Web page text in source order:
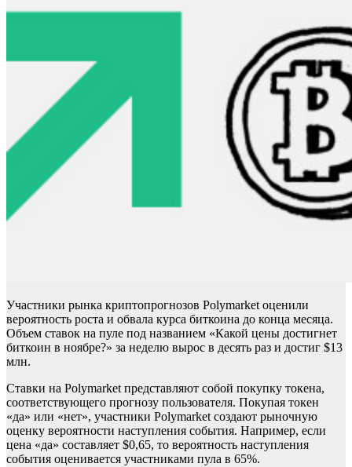
Участники рынка криптопрогнозов Polymarket оценили
вероятность роста и обвала курса биткоина до конца месяца.
Объем ставок на пуле под названием «Какой цены достигнет
биткоин в ноябре?» за неделю вырос в десять раз и достиг $13
млн.
Ставки на Polymarket представляют собой покупку токена,
соответствующего прогнозу пользователя. Покупая токен
«да» или «нет», участники Polymarket создают рыночную
оценку вероятности наступления события. Например, если
цена «да» составляет $0,65, то вероятность наступления
события оценивается участниками пула в 65%.